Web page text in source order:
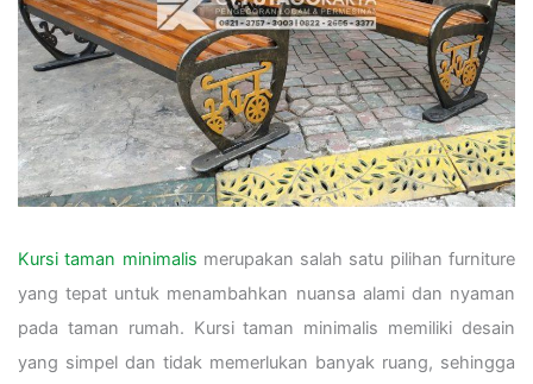
Kursi taman minimalis merupakan salah satu pilihan furniture
yang tepat untuk menambahkan nuansa alami dan nyaman
pada taman rumah. Kursi taman minimalis memiliki desain
yang simpel dan tidak memerlukan banyak ruang, sehingga